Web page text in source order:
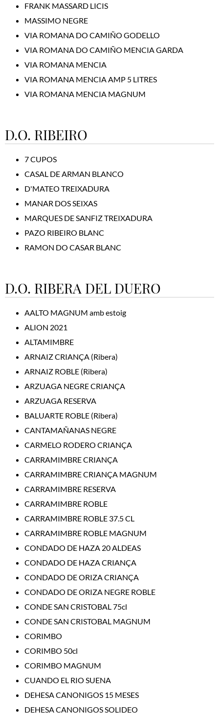
FRANK MASSARD LICIS
MASSIMO NEGRE
VIA ROMANA DO CAMIÑO GODELLO
VIA ROMANA DO CAMIÑO MENCIA GARDA
VIA ROMANA MENCIA
VIA ROMANA MENCIA AMP 5 LITRES
VIA ROMANA MENCIA MAGNUM
D.O. RIBEIRO
7 CUPOS
CASAL DE ARMAN BLANCO
D'MATEO TREIXADURA
MANAR DOS SEIXAS
MARQUES DE SANFIZ TREIXADURA
PAZO RIBEIRO BLANC
RAMON DO CASAR BLANC
D.O. RIBERA DEL DUERO
AALTO MAGNUM amb estoig
ALION 2021
ALTAMIMBRE
ARNAIZ CRIANÇA (Ribera)
ARNAIZ ROBLE (Ribera)
ARZUAGA NEGRE CRIANÇA
ARZUAGA RESERVA
BALUARTE ROBLE (Ribera)
CANTAMAÑANAS NEGRE
CARMELO RODERO CRIANÇA
CARRAMIMBRE CRIANÇA
CARRAMIMBRE CRIANÇA MAGNUM
CARRAMIMBRE RESERVA
CARRAMIMBRE ROBLE
CARRAMIMBRE ROBLE 37.5 CL
CARRAMIMBRE ROBLE MAGNUM
CONDADO DE HAZA 20 ALDEAS
CONDADO DE HAZA CRIANÇA
CONDADO DE ORIZA CRIANÇA
CONDADO DE ORIZA NEGRE ROBLE
CONDE SAN CRISTOBAL 75cl
CONDE SAN CRISTOBAL MAGNUM
CORIMBO
CORIMBO 50cl
CORIMBO MAGNUM
CUANDO EL RIO SUENA
DEHESA CANONIGOS 15 MESES
DEHESA CANONIGOS SOLIDEO